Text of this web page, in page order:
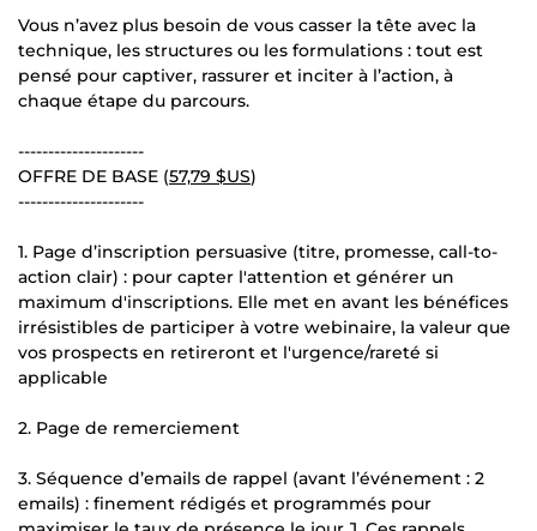
Vous n’avez plus besoin de vous casser la tête avec la
technique, les structures ou les formulations : tout est
pensé pour captiver, rassurer et inciter à l’action, à
chaque étape du parcours.
---------------------
OFFRE DE BASE (57,79 $US)
---------------------
1. Page d’inscription persuasive (titre, promesse, call-to-
action clair) : pour capter l'attention et générer un
maximum d'inscriptions. Elle met en avant les bénéfices
irrésistibles de participer à votre webinaire, la valeur que
vos prospects en retireront et l'urgence/rareté si
applicable
2. Page de remerciement
3. Séquence d’emails de rappel (avant l’événement : 2
emails) : finement rédigés et programmés pour